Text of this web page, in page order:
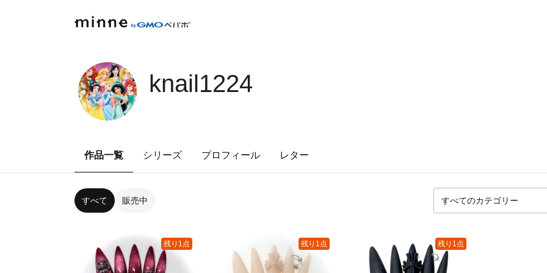
knail1224
作品一覧 シリーズ プロフィール レター
すべて 販売中
残り1点 残り1点 残り1点